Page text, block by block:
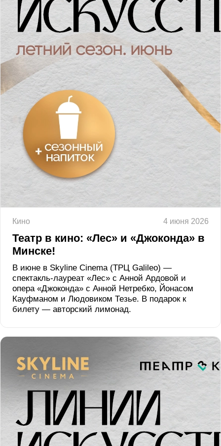
Кино 4 июня 2026
Театр в кино: «Лес» и «Джоконда» в
Минске!
В июне в Skyline Cinema (ТРЦ Galileo) —
спектакль-лауреат «Лес» с Анной Ардовой и
опера «Джоконда» с Анной Нетребко, Йонасом
Кауфманом и Людовиком Тезье. В подарок к
билету — авторский лимонад.